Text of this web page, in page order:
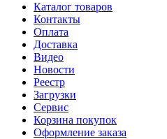
Каталог товаров
Контакты
Оплата
Доставка
Видео
Новости
Реестр
Загрузки
Сервис
Корзина покупок
Оформление заказа